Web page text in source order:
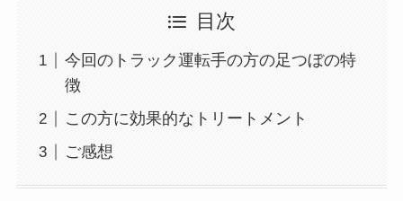
目次
今回のトラック運転手の方の足つぼの特
徴
この方に効果的なトリートメント
ご感想